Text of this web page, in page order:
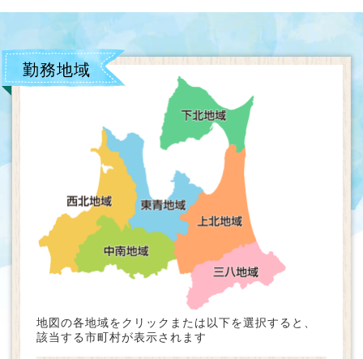
勤務地域
地図の各地域をクリックまたは以下を選択すると、
該当する市町村が表示されます